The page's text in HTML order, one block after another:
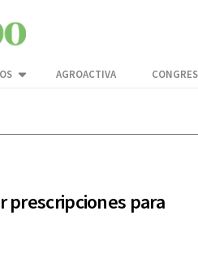
AGROACTIVA
prescripciones para